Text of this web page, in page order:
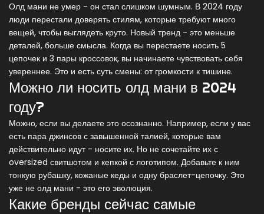
Олд мани не умер - он стал слишком шумным. В 2024 году
люди перестали доверять стилям, которые требуют много
вещей, чтобы выглядеть круто. Новый тренд - это меньше
деталей, больше смысла. Когда вы перестаете носить 5
цепочек и 3 пары кроссовок, вы начинаете чувствовать себя
увереннее. Это и есть суть смены: от громкости к тишине.
Можно ли носить олд мани в 2024
году?
Можно, если вы делаете это осознанно. Например, если у вас
есть пара джинсов с завышенной талией, которые вам
действительно идут - носите их. Но не сочетайте их с
oversized свитшотом и кепкой с логотипом. Добавьте к ним
тонкую рубашку, кожаные кеды и одну браслет-цепочку. Это
уже не олд мани - это его эволюция.
Какие бренды сейчас самые